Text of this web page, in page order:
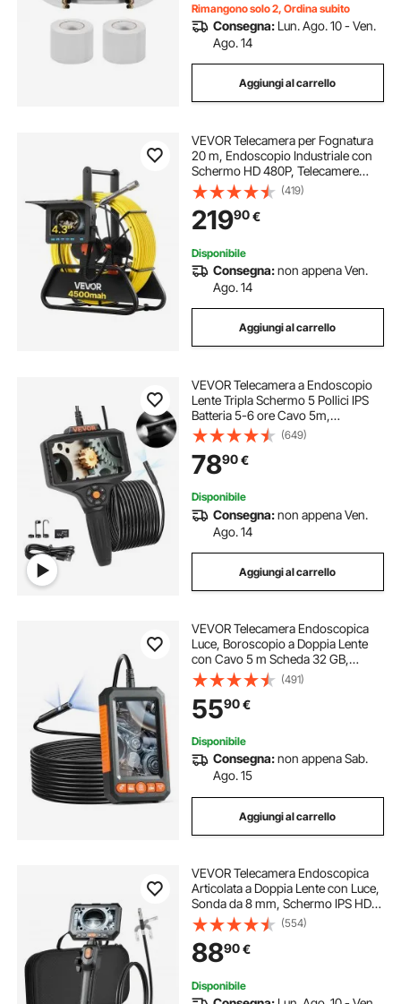
Rimangono solo 2, Ordina subito
Consegna: Lun. Ago. 10 - Ven.
Ago. 14
Aggiungi al carrello
VEVOR Telecamera per Fognatura
20 m, Endoscopio Industriale con
Schermo HD 480P, Telecamere
Idrauliche a Serpente Impermeabili
IP68 con 6 LED e Scheda da 16 GB
per Tubi di Condotta Fognaria
(419)
21990€
Disponibile
Consegna:non appena Ven.
Ago. 14
Aggiungi al carrello
VEVOR Telecamera a Endoscopio
Lente Tripla Schermo 5 Pollici IPS
Batteria 5-6 ore Cavo 5m,
Telecamera di Ispezione a
Endoscopio Zoom Digitale 5x
Risoluzione 854 x 480, Kit Portatile
5 Modalità Visiva
(649)
7890€
Disponibile
Consegna:non appena Ven.
Ago. 14
Aggiungi al carrello
VEVOR Telecamera Endoscopica
Luce, Boroscopio a Doppia Lente
con Cavo 5 m Scheda 32 GB,
Schermo 109 mm 1080P Luci LED
Zoom 4X, Telecamera a Serpente
Impermeabile IP67, Idraulica
Telecamera Ispezione
(491)
5590€
Disponibile
Consegna:non appena Sab.
Ago. 15
Aggiungi al carrello
VEVOR Telecamera Endoscopica
Articolata a Doppia Lente con Luce,
Sonda da 8 mm, Schermo IPS HD
da 5'', Funzione Schermo Diviso,
Zoom 8x, Cavo Impermeabile IP67
da 1,5 m, per Ispezione Auto e
Idraulica
(554)
8890€
Disponibile